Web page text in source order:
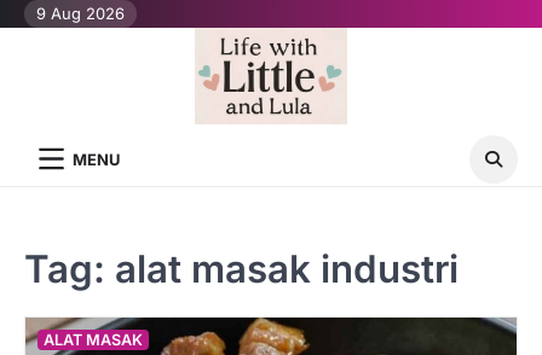
Skip9 Aug 2026
MENU
Tag: alat masak industri
ALAT MASAK